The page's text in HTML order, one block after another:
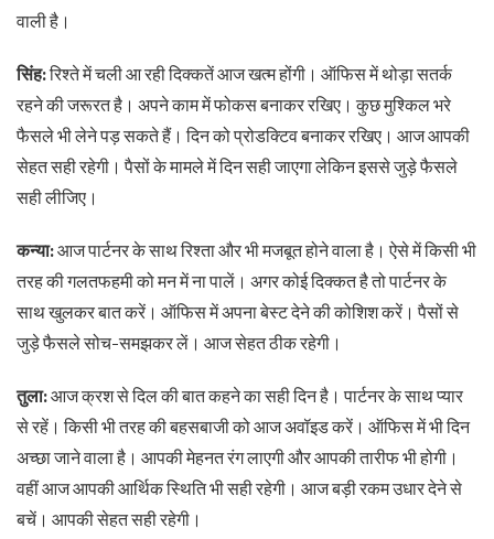
वाली है।
सिंह:रिश्ते में चली आ रही दिक्कतें आज खत्म होंगी। ऑफिस में थोड़ा सतर्क
रहने की जरूरत है। अपने काम में फोकस बनाकर रखिए। कुछ मुश्किल भरे
फैसले भी लेने पड़ सकते हैं। दिन को प्रोडक्टिव बनाकर रखिए। आज आपकी
सेहत सही रहेगी। पैसों के मामले में दिन सही जाएगा लेकिन इससे जुड़े फैसले
सही लीजिए।
कन्या:आज पार्टनर के साथ रिश्ता और भी मजबूत होने वाला है। ऐसे में किसी भी
तरह की गलतफहमी को मन में ना पालें। अगर कोई दिक्कत है तो पार्टनर के
साथ खुलकर बात करें। ऑफिस में अपना बेस्ट देने की कोशिश करें। पैसों से
जुड़े फैसले सोच-समझकर लें। आज सेहत ठीक रहेगी।
तुला:आज क्रश से दिल की बात कहने का सही दिन है। पार्टनर के साथ प्यार
से रहें। किसी भी तरह की बहसबाजी को आज अवॉइड करें। ऑफिस में भी दिन
अच्छा जाने वाला है। आपकी मेहनत रंग लाएगी और आपकी तारीफ भी होगी।
वहीं आज आपकी आर्थिक स्थिति भी सही रहेगी। आज बड़ी रकम उधार देने से
बचें। आपकी सेहत सही रहेगी।